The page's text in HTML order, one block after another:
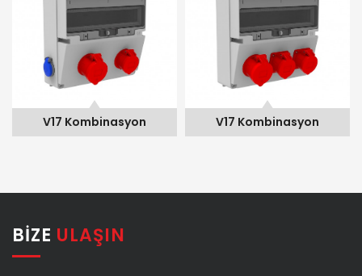
V17 Kombinasyon V17 Kombinasyon
BIZE ULAŞIN